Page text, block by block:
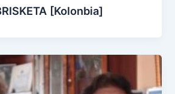
[Kolonbia]